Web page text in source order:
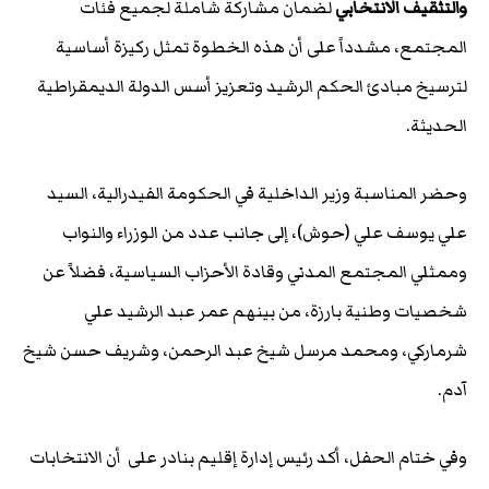
والتثقيف الانتخابيلضمان مشاركة شاملة لجميع فئات
المجتمع، مشدداً على أن هذه الخطوة تمثل ركيزة أساسية
لترسيخ مبادئ الحكم الرشيد وتعزيز أسس الدولة الديمقراطية
الحديثة.
وحضر المناسبة وزير الداخلية في الحكومة الفيدرالية، السيد
علي يوسف علي (حوش)، إلى جانب عدد من الوزراء والنواب
وممثلي المجتمع المدني وقادة الأحزاب السياسية، فضلاً عن
شخصيات وطنية بارزة، من بينهم عمر عبد الرشيد علي
شرماركي، ومحمد مرسل شيخ عبد الرحمن، وشريف حسن شيخ
آدم.
وفي ختام الحفل، أكد رئيس إدارة إقليم بنادر على أن الانتخابات